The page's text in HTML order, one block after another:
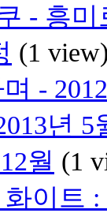
- 흥
(1
-
년 5
월 (1
이트